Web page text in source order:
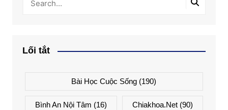
Lối tắt
Bài Học Cuộc Sống (190)
Bình An Nội Tâm (16) Chiakhoa.net (90)